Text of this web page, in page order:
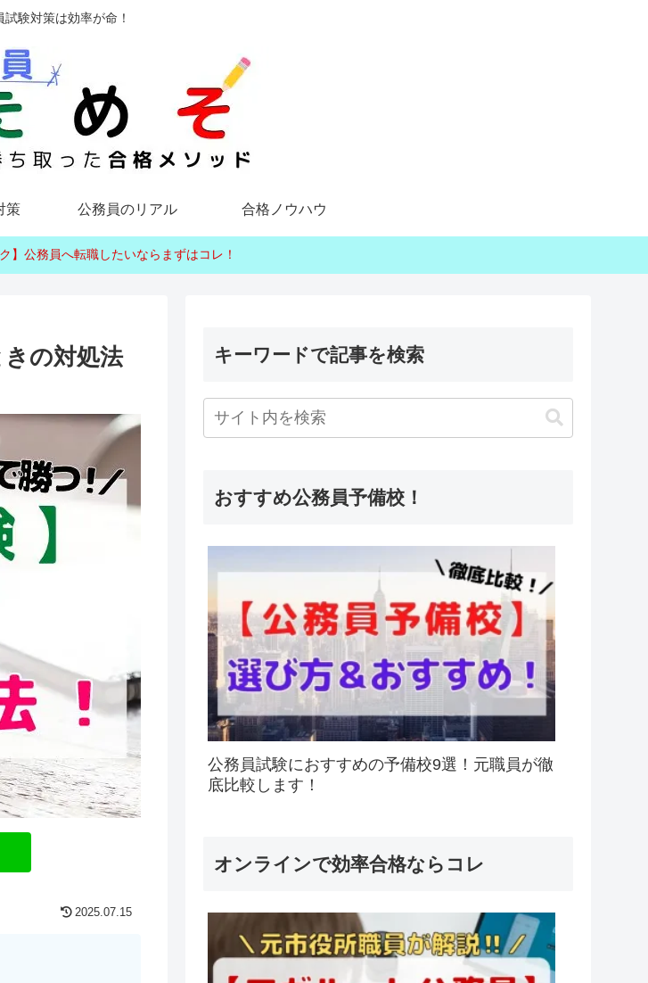
試験対策は効率が命！
策 公務員のリアル 合格ノウハウ
】公務員へ転職したいならまずはコレ！
きの対処法
2025.07.15
キーワードで記事を検索
おすすめ公務員予備校！
公務員試験におすすめの予備校9選！元職員が徹
底比較します！
オンラインで効率合格ならコレ